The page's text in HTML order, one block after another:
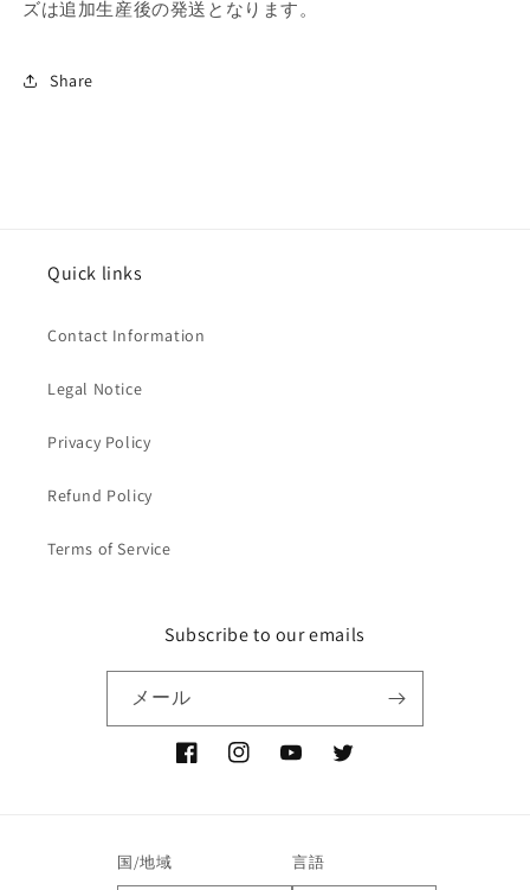
ズは追加生産後の発送となります。
Share
Quick links
Contact Information
Legal Notice
Privacy Policy
Refund Policy
Terms of Service
Subscribe to our emails
メール
FacebookInstagramYouTubeTwitter
国/地域 言語